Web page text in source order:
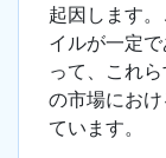
起因します
イルが一定
って、これ
の市場にお
ています。